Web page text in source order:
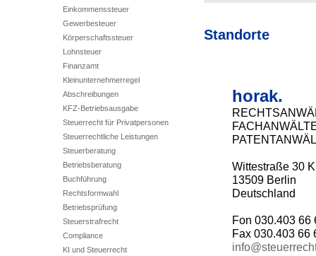
Einkommenssteuer
Gewerbesteuer
Körperschaftssteuer
Lohnsteuer
Finanzamt
Kleinunternehmerregel
Abschreibungen
KFZ-Betriebsausgabe
Steuerrecht für Privatpersonen
Steuerrechtliche Leistungen
Steuerberatung
Betriebsberatung
Buchführung
Rechtsformwahl
Betriebsprüfung
Steuerstrafrecht
Compliance
KI und Steuerrecht
Standorte
horak.
Wittestraße 30 K
13509 Berlin
Deutschland
Fon 030.403 66
Fax 030.403 66